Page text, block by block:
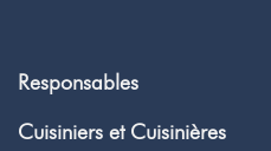
Responsables
Cuisiniers et Cuisinières